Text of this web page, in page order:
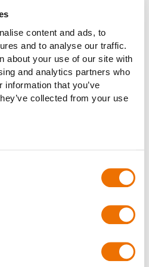
content and ads, to
and to analyse our traffic.
about your use of our site with
and analytics partners who
that you’ve
collected from your use
wird im 1. Quartal
beide Parteien
in Augsburg ist ein
militärischen und
, hybride
Kupplungen
insbesondere die
Marine, zivile Seefahrt
mit Schwerpunkt auf
Geschäftsjahr 2023 erzielte